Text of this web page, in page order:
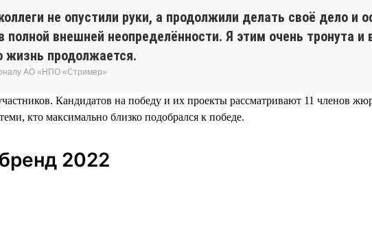
не опустили руки, а продолжили делать своё дело и
внешней неопределённости. Я этим очень тронута
жизнь продолжается.
АО «НПО «Стример»
Кандидатов на победу и их проекты рассматривают 11 членов
кто максимально близко подобрался к победе.
2022